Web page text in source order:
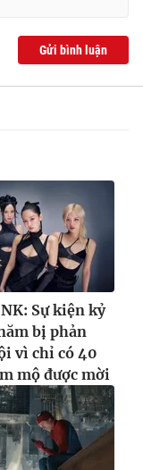
Gửi bình luận
Sự kiện kỷ
bị phản
vì chỉ có 40
mộ được mời